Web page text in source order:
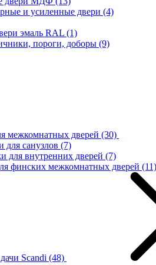
и усиленные двери (4)
эмаль RAL (1)
пороги, доборы (9)
межкомнатных дверей (30)
для санузлов (7)
для внутренних дверей (7)
финских межкомнатных дверей (11)
Scandi (48)